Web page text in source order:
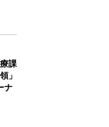
課
」
ナ